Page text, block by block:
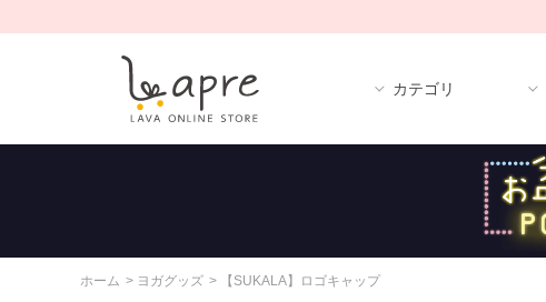
カテゴリ
ホーム > ヨガグッズ > 【SUKALA】ロゴキャップ